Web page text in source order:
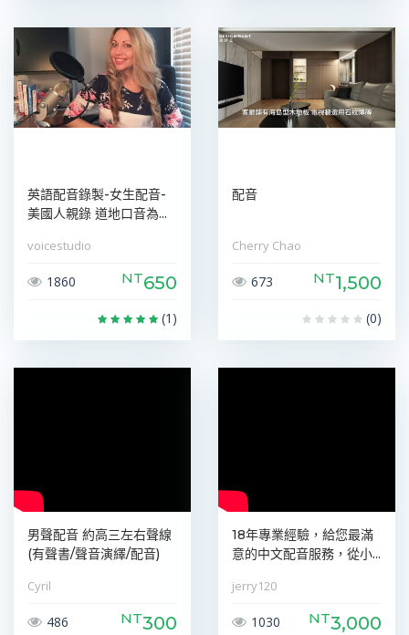
英語配音錄製-女生配音-
美國人親錄 道地口音為...
voicestudio
1860 NT650
(1)
配音
Cherry Chao
673 NT1,500
(0)
男聲配音 約高三左右聲線
(有聲書/聲音演繹/配音)
Cyril
486 NT300
18年專業經驗，給您最滿
意的中文配音服務，從小...
jerry120
1030 NT3,000